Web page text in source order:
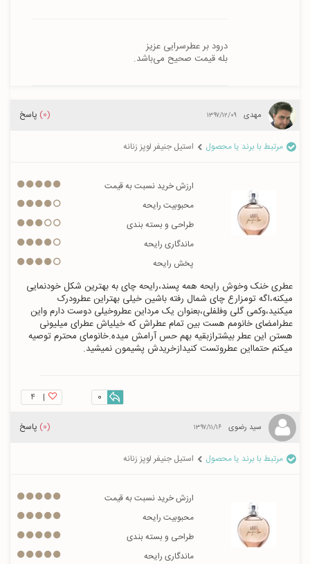
بله قیمت صحیح می‌باشد.
مهدی ۱۳۹۷/۱۲/۰۹ (0) پاسخ
مرتبط با برند یا محصول استیل جنیفر لوپز زنانه
ارزش خرید نسبت به قیمت
محبوبیت رایحه
طراحی و بسته بندی
ماندگاری رایحه
پخش رایحه
میکنم حتمااین عطروتست کنیدازخریدش پشیمون نمیشید.
| ۴ 0
سید رضوی ۱۳۹۷/۱۱/۱۶ (0) پاسخ
مرتبط با برند یا محصول استیل جنیفر لوپز زنانه
ارزش خرید نسبت به قیمت
محبوبیت رایحه
طراحی و بسته بندی
ماندگاری رایحه